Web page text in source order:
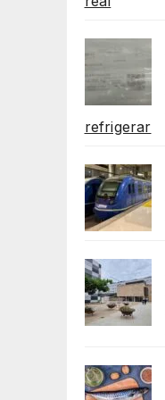
refrigerar